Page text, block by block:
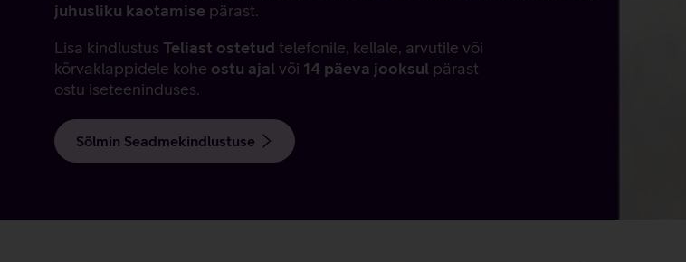
juhusliku kaotamise pärast.
Lisa kindlustus Teliast ostetud telefonile, kellale, arvutile või
kõrvaklappidele kohe ostu ajal või 14 päeva jooksul pärast
ostu iseteeninduses.
Sõlmin Seadmekindlustuse